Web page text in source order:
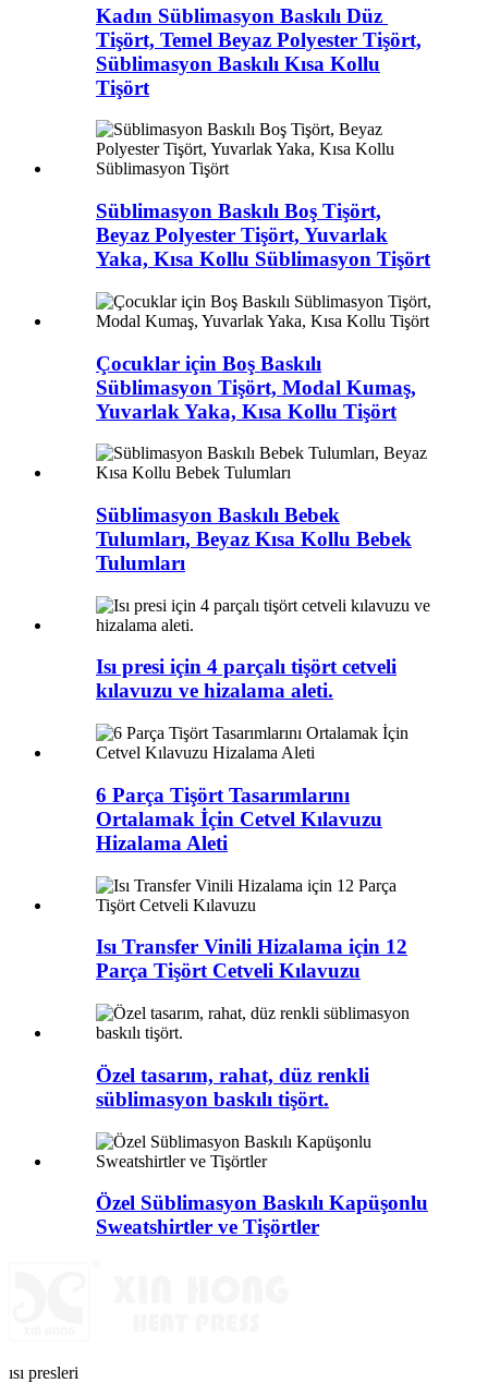
Kadın Süblimasyon Baskılı Düz ​​
Tişört, Temel Beyaz Polyester Tişört,
Süblimasyon Baskılı Kısa Kollu
Tişört
Süblimasyon Baskılı Boş Tişört,
Beyaz Polyester Tişört, Yuvarlak
Yaka, Kısa Kollu Süblimasyon Tişört
Çocuklar için Boş Baskılı
Süblimasyon Tişört, Modal Kumaş,
Yuvarlak Yaka, Kısa Kollu Tişört
Süblimasyon Baskılı Bebek
Tulumları, Beyaz Kısa Kollu Bebek
Tulumları
Isı presi için 4 parçalı tişört cetveli
kılavuzu ve hizalama aleti.
6 Parça Tişört Tasarımlarını
Ortalamak İçin Cetvel Kılavuzu
Hizalama Aleti
Isı Transfer Vinili Hizalama için 12
Parça Tişört Cetveli Kılavuzu
Özel tasarım, rahat, düz renkli
süblimasyon baskılı tişört.
Özel Süblimasyon Baskılı Kapüşonlu
Sweatshirtler ve Tişörtler
ısı presleri